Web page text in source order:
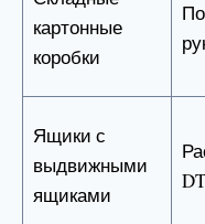
картонные
коробки
Ящики с
выдвижными
ящиками